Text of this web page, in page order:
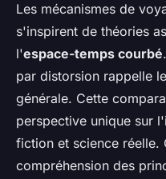
Les mécanismes de
s'inspirent de théories
l'espace-temps courbé
par distorsion rappelle
générale. Cette
perspective unique sur
fiction et science réelle.
compréhension des